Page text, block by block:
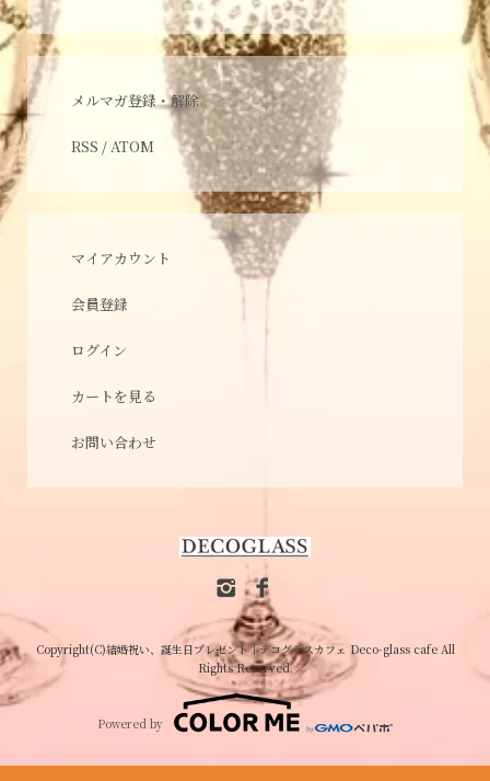
メルマガ登録・解除
RSS / ATOM
マイアカウント
会員登録
ログイン
カートを見る
お問い合わせ
Copyright(C)結婚祝い、誕生日プレゼント│デコグラスカフェ Deco-glass cafe All
Rights Reserved.
Powered by